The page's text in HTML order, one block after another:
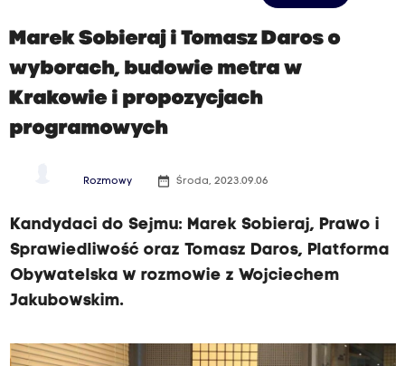
Marek Sobieraj i Tomasz Daros o
wyborach, budowie metra w
Krakowie i propozycjach
programowych
Rozmowy date_range Środa, 2023.09.06
Kandydaci do Sejmu: Marek Sobieraj, Prawo i
Sprawiedliwość oraz Tomasz Daros, Platforma
Obywatelska w rozmowie z Wojciechem
Jakubowskim.